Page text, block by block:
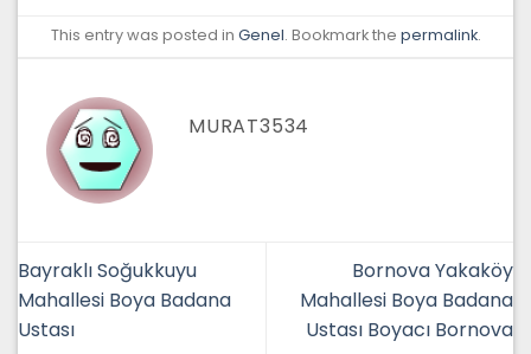
This entry was posted in Genel. Bookmark the permalink.
MURAT3534
Bayraklı Soğukkuyu
Mahallesi Boya Badana
Ustası
Bornova Yakaköy
Mahallesi Boya Badana
Ustası Boyacı Bornova